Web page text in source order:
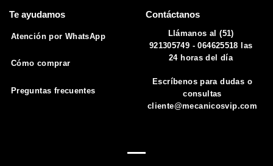
Te ayudamos
Atención por WhatsApp
Cómo comprar
Preguntas frecuentes
Contáctanos
Llámanos al (51)
921305749 - 064625518 las
24 horas del día
Escríbenos para dudas o
consultas
cliente@mecanicosvip.com